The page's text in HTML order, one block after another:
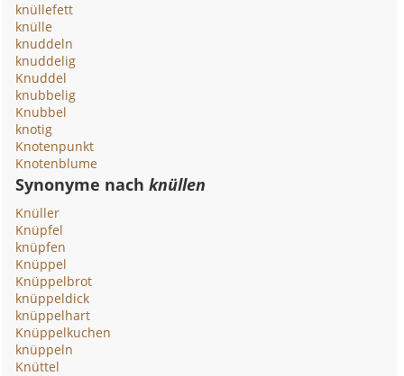
knüllefett
knülle
knuddeln
knuddelig
Knuddel
knubbelig
Knubbel
knotig
Knotenpunkt
Knotenblume
Synonyme nachknüllen
Knüller
Knüpfel
knüpfen
Knüppel
Knüppelbrot
knüppeldick
knüppelhart
Knüppelkuchen
knüppeln
Knüttel